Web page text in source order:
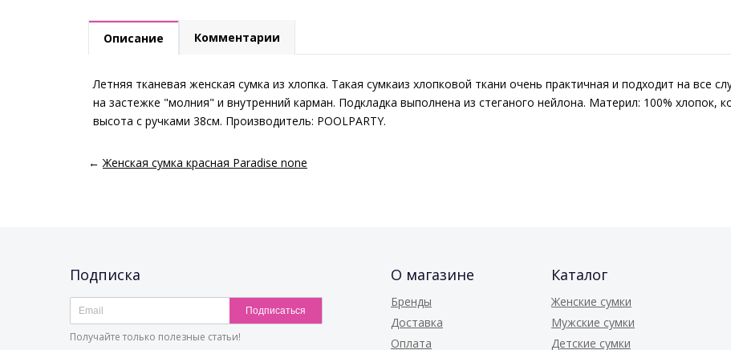
Описание Комментарии
Летняя тканевая женская сумка из хлопка. Такая сумкаиз хлопковой ткани очень практичная и подходит на все
на застежке "молния" и внутренний карман. Подкладка выполнена из стеганого нейлона. Материл: 100% хлопок,
высота с ручками 38см. Производитель: POOLPARTY.
← Женская сумка красная Paradise none
Подписка
Подписаться
Получайте только полезные статьи!
О магазине
Бренды
Доставка
Оплата
Каталог
Женские сумки
Мужские сумки
Детские сумки